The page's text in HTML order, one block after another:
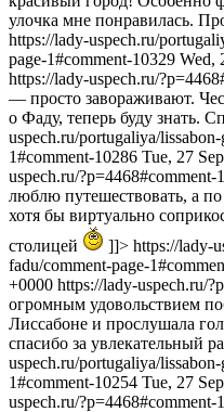
улочка мне понравилась.
https://lady-uspech.ru/
page-1#comment-10329 Wed,
https://lady-uspech.ru/
— просто завораживают.
о Фаду, теперь буду знать.
uspech.ru/portugaliya/
1#comment-10286 Tue, 27
uspech.ru/
люблю путешествовать, а
хотя бы виртуально
столицей
]]> https://lady-
fadu/comment-page-
+0000 https://lady-uspech.ru/
огромным удовольствием
Лиссабоне и прослушала
спасибо за увлекательный
uspech.ru/portugaliya/
1#comment-10254 Tue, 27
uspech.ru/?p=4468#comment-